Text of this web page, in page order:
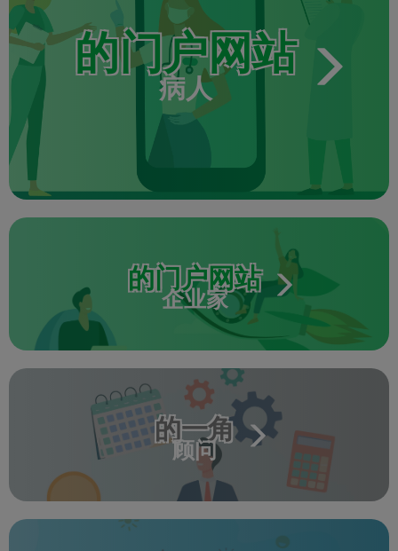
的门户网站
病人
的门户网站
企业家
的一角
顾问